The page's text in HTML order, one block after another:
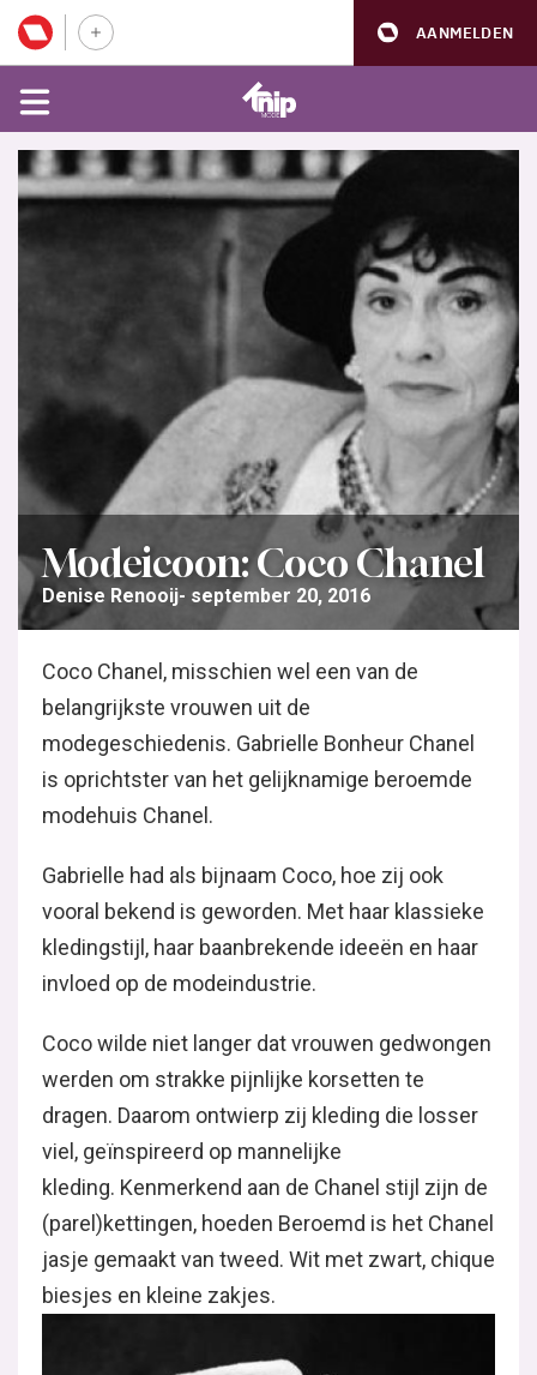
AANMELDEN
Modeicoon: Coco Chanel
Denise Renooij september 20, 2016
Coco Chanel, misschien wel een van de
belangrijkste vrouwen uit de
modegeschiedenis. Gabrielle Bonheur Chanel
is oprichtster van het gelijknamige beroemde
modehuis Chanel.
Gabrielle had als bijnaam Coco, hoe zij ook
vooral bekend is geworden. Met haar klassieke
kledingstijl, haar baanbrekende ideeën en haar
invloed op de modeindustrie.
Coco wilde niet langer dat vrouwen gedwongen
werden om strakke pijnlijke korsetten te
dragen. Daarom ontwierp zij kleding die losser
viel, geïnspireerd op mannelijke
kleding. Kenmerkend aan de Chanel stijl zijn de
(parel)kettingen, hoeden Beroemd is het Chanel
jasje gemaakt van tweed. Wit met zwart, chique
biesjes en kleine zakjes.